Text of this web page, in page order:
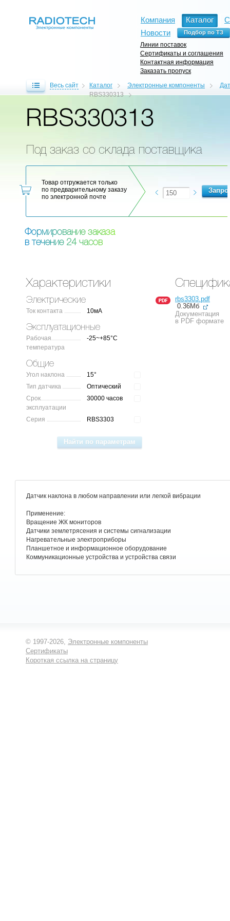
Компания Каталог
Новости
Линии поставок
Сертификаты и соглашения
Контактная информация
Заказать пропуск
Весь сайт Каталог Электронные компоненты
RBS330313
RBS330313
Под заказ со склада поставщика
Товар отгружается только
по предварительному заказу
по электронной почте
Формирование заказа
в течение 24 часов
Характеристики
Электрические
Ток контакта 10мА
Эксплуатационные
Рабочая
температура
-25~+85°C
Общие
Угол наклона
15°
Тип датчика
Оптический
Срок
эксплуатации
30000 часов
Серия RBS3303
rbs3303.pdf
0.36Мб
Документация
в PDF формате
Датчик наклона в любом направлении или легкой вибрации
Применение:
Вращение ЖК мониторов
Датчики землетрясения и системы сигнализации
Нагревательные электроприборы
Планшетное и информационное оборудование
Коммуникационные устройства и устройства связи
© 1997-2026, Электронные компоненты
Сертификаты
Короткая ссылка на страницу